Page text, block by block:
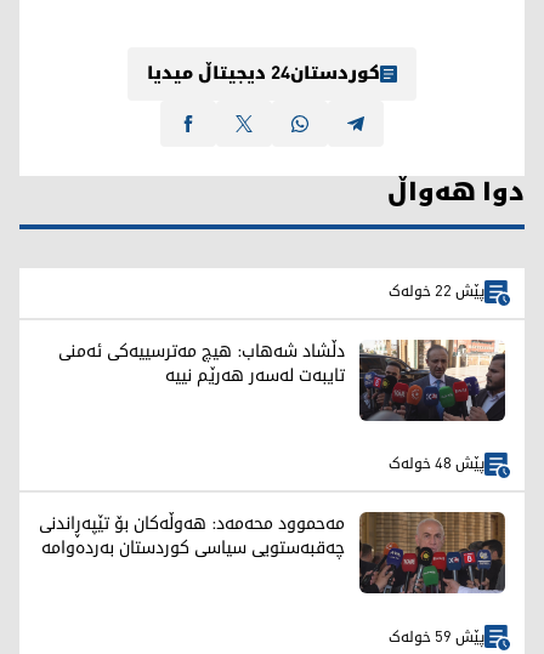
کوردستان24 دیجیتاڵ میدیا
دوا هەواڵ
پێش 22 خولەک
دڵشاد شەهاب: هیچ مەترسییەکی ئەمنی
تایبەت لەسەر هەرێم نییە
پێش 48 خولەک
مەحموود محەمەد: هەوڵەکان بۆ تێپەڕاندنی
چەقبەستویی سیاسی کوردستان بەردەوامە
پێش 59 خولەک